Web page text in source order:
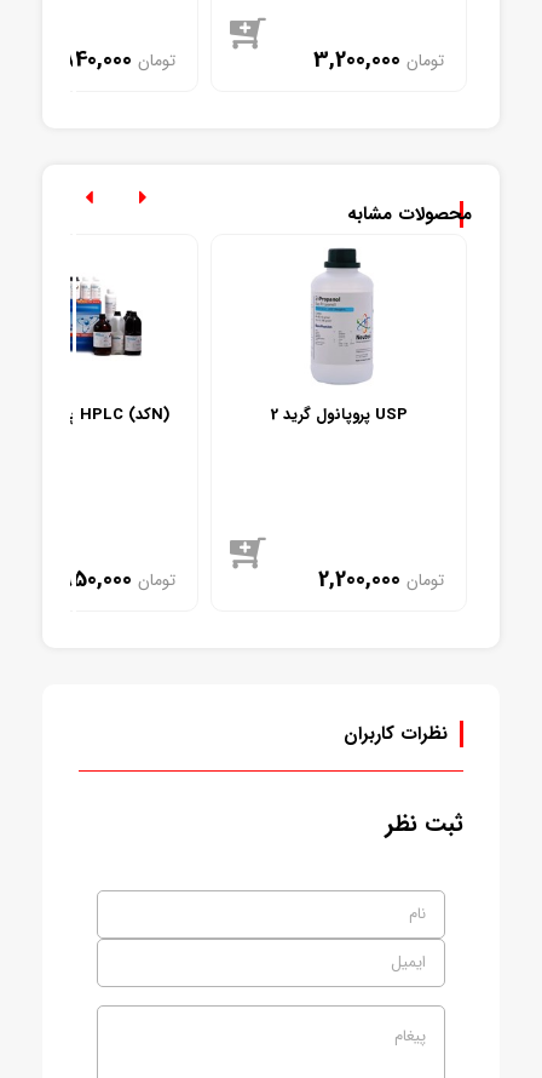
3,200,000 تومان 2,840,000 تومان
محصولات مشابه
2 پروپانول گرید USP
2,200,000 تومان
N پروپانول گرید HPLC (کدN)
1,950,000 تومان
نظرات کاربران
ثبت نظر